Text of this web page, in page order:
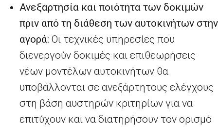
Ανεξαρτησία και ποιότητα των δοκιμών
πριν από τη διάθεση των αυτοκινήτων στην
αγορά: Οι τεχνικές υπηρεσίες που
διενεργούν δοκιμές και επιθεωρήσεις
νέων μοντέλων αυτοκινήτων θα
υποβάλλονται σε ανεξάρτητους ελέγχους
στη βάση αυστηρών κριτηρίων για να
επιτύχουν και να διατηρήσουν τον ορισμό